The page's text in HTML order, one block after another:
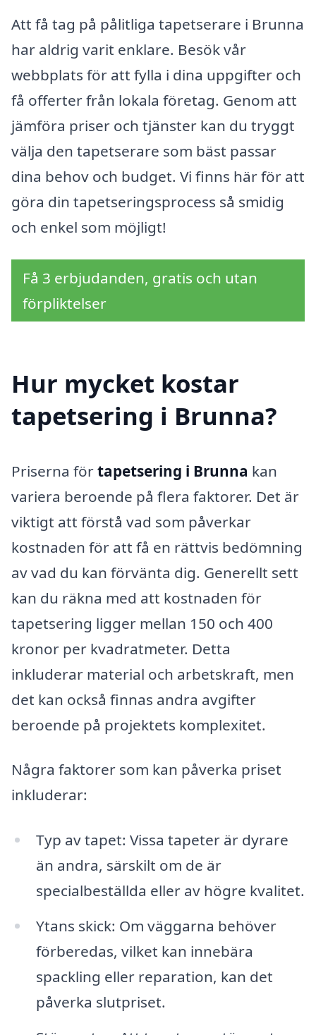
Att få tag på pålitliga tapetserare i Brunna
har aldrig varit enklare. Besök vår
webbplats för att fylla i dina uppgifter och
få offerter från lokala företag. Genom att
jämföra priser och tjänster kan du tryggt
välja den tapetserare som bäst passar
dina behov och budget. Vi finns här för att
göra din tapetseringsprocess så smidig
och enkel som möjligt!
Få 3 erbjudanden, gratis och utan
förpliktelser
Hur mycket kostar
tapetsering i Brunna?
Priserna förtapetsering i Brunna kan
variera beroende på flera faktorer. Det är
viktigt att förstå vad som påverkar
kostnaden för att få en rättvis bedömning
av vad du kan förvänta dig. Generellt sett
kan du räkna med att kostnaden för
tapetsering ligger mellan 150 och 400
kronor per kvadratmeter. Detta
inkluderar material och arbetskraft, men
det kan också finnas andra avgifter
beroende på projektets komplexitet.
Några faktorer som kan påverka priset
inkluderar:
Typ av tapet: Vissa tapeter är dyrare
än andra, särskilt om de är
specialbeställda eller av högre kvalitet.
Ytans skick: Om väggarna behöver
förberedas, vilket kan innebära
spackling eller reparation, kan det
påverka slutpriset.